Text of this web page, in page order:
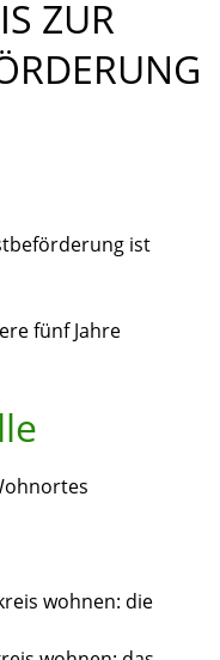
ZUR
ist
fünf Jahre
wohnen: die